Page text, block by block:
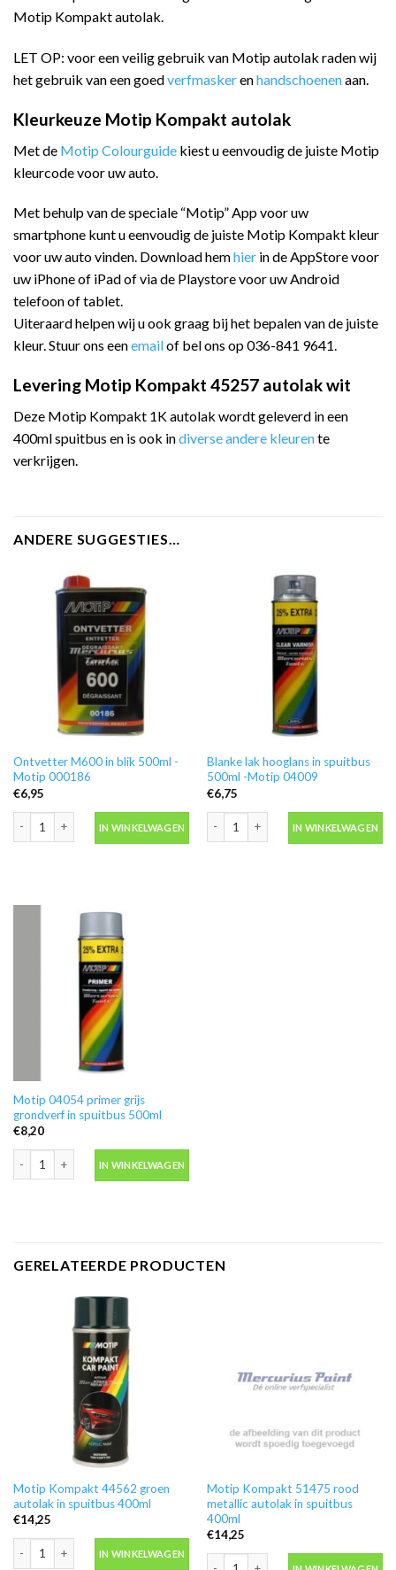
Motip Kompakt autolak.
LET OP: voor een veilig gebruik van Motip autolak raden wij
het gebruik van een goedverfmaskerenhandschoenenaan.
Kleurkeuze Motip Kompakt autolak
Met de Motip Colourguide kiest u eenvoudig de juiste Motip
kleurcode voor uw auto.
Met behulp van de speciale “Motip” App voor uw
smartphone kunt u eenvoudig de juiste Motip Kompakt kleur
voor uw auto vinden. Download hemhier in de AppStore voor
uw iPhone of iPad of via de Playstore voor uw Android
telefoon of tablet.
Uiteraard helpen wij u ook graag bij het bepalen van de juiste
kleur. Stuur ons eenemailof bel ons op 036-841 9641.
Levering Motip Kompakt 45257 autolak wit
Deze Motip Kompakt 1K autolak wordt geleverd in een
400ml spuitbus en is ook indiverse andere kleurente
verkrijgen.
ANDERE SUGGESTIES…
Ontvetter M600 in blik 500ml -
Motip 000186
€6,95
IN WINKELWAGEN
Blanke lak hooglans in spuitbus
500ml -Motip 04009
€6,75
IN WINKELWAGEN
Motip 04054 primer grijs
grondverf in spuitbus 500ml
€8,20
Motip 04054 primer grijs grondverf in spuitbus 500ml aantal
IN WINKELWAGEN
GERELATEERDE PRODUCTEN
Motip Kompakt 44562 groen
autolak in spuitbus 400ml
€14,25
Motip Kompakt 44562 groen autolak in spuitbus 400ml aantal
IN WINKELWAGEN
Motip Kompakt 51475 rood
metallic autolak in spuitbus
400ml
€14,25
Motip Kompakt 51475 rood metallic